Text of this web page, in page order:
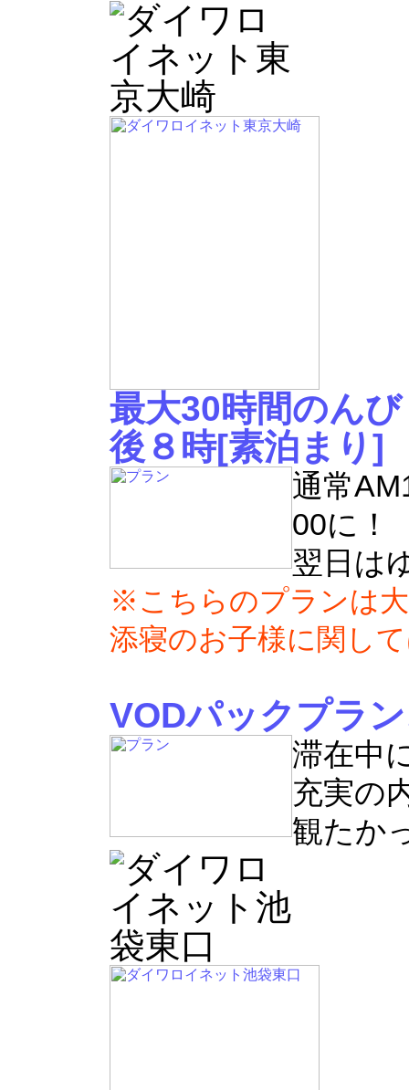
最大30時間のん
後８時[素泊まり]
通常
00に！
翌日は
※こちらのプランは
添寝のお子様に関し
VODパックプラ
滞在中
充実の
観たか